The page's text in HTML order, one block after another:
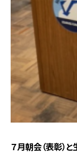
７月朝会（表彰）